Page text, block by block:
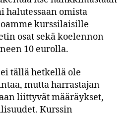
halutessaan omista
kurssilaisille
osat sekä koelennon
10 eurolla.
tällä hetkellä ole
mutta harrastajan
liittyvät määräykset,
Kurssin